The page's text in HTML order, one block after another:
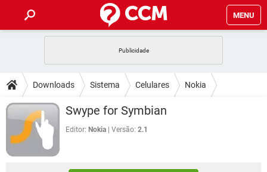
MENU
CELULAR FACEBOOK
OUTLOOK EXCEL
INSTAGRAM GMAIL
GUIA DE COMPRAS
DICAS
JOGOS WHATSAPP
CELULAR
OUTLOOK
DOWNLOADS
JOGOS WHATSAPP
CELULAR
EXCEL
FÓRUM
Downloads Sistema Celulares Nokia
Swype for Symbian
Editor: Nokia Versão: 2.1